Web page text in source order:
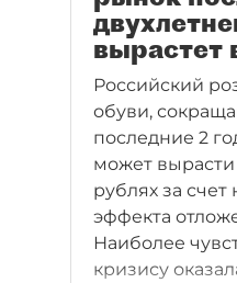
вырастет
Российский
обуви,
последние 2
может вырасти
рублях за
эффекта
Наиболее
кризису